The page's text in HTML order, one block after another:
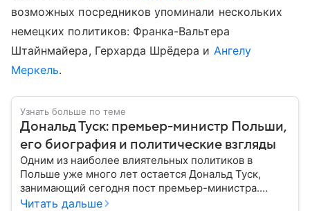
возможных посредников упоминали нескольких
немецких политиков: Франка-Вальтера
Штайнмайера, Герхарда Шрёдера и Ангелу
Меркель.
Узнать больше по теме
Дональд Туск: премьер-министр Польши,
его биография и политические взгляды
Одним из наиболее влиятельных политиков в
Польше уже много лет остается Дональд Туск,
занимающий сегодня пост премьер-министра.
Собрали главное из его биографии.
Читать дальше